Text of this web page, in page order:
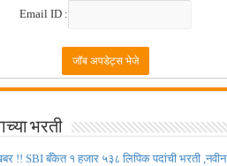
Email ID :
भरती
!! SBI बँकेत १ हजार ५३८ लिपिक पदांची भरती ,नवीन